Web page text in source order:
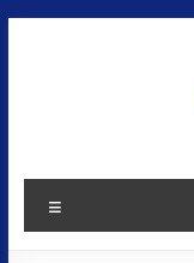
Asesoría
Argudo